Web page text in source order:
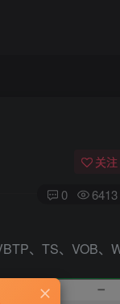
关注
0 6413
、TS、VOB、